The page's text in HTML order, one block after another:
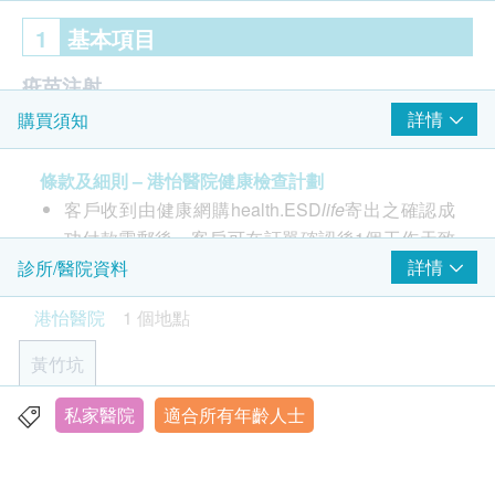
1 基本項目
疫苗注射
注射疫苗前醫生評估
由醫護人員負責注射程序
購買須知 詳情
條款及細則 – 港怡醫院健康檢查計劃
客戶收到由健康網購health.ESDlife寄出之確認成
功付款電郵後，客戶可在訂單確認後1個工作天致
電港怡醫院健康檢查中心預約 (電話：3153
9000)。
年齡
健康檢查計劃只適用於18歲或以上之人士
疫苗計劃則根據不同疫苗之適合年齡
診所/醫院資料
詳情
港怡醫院
1 個地點
黃竹坑
香港黃竹坑南風徑1號港怡醫院健康檢查中心
私家醫院 適合所有年齡人士